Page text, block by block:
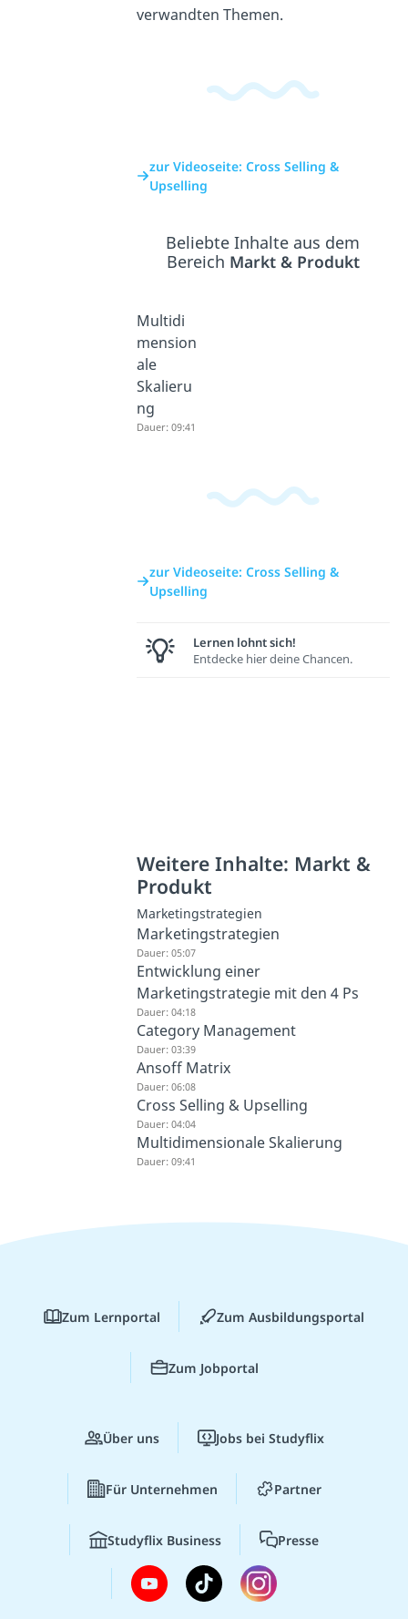
verwandten Themen.
zur Videoseite: Cross Selling &
Upselling
Beliebte Inhalte aus dem
Bereich Markt & Produkt
Multidi
mension
ale
Skalieru
ng
Dauer: 09:41
zur Videoseite: Cross Selling &
Upselling
Lernen lohnt sich!
Entdecke hier deine Chancen.
Weitere Inhalte: Markt &
Produkt
Marketingstrategien
Marketingstrategien
Dauer: 05:07
Entwicklung einer
Marketingstrategie mit den 4 Ps
Dauer: 04:18
Category Management
Dauer: 03:39
Ansoff Matrix
Dauer: 06:08
Cross Selling & Upselling
Dauer: 04:04
Multidimensionale Skalierung
Dauer: 09:41
Zum Lernportal Zum Ausbildungsportal
Zum Jobportal
Über uns Jobs bei Studyflix
Für Unternehmen Partner
Studyflix Business Presse